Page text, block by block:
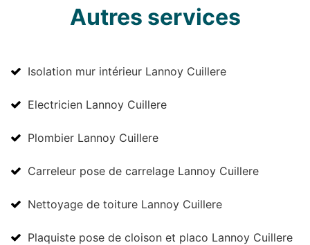
Autres services
Isolation mur intérieur Lannoy Cuillere
Electricien Lannoy Cuillere
Plombier Lannoy Cuillere
Carreleur pose de carrelage Lannoy Cuillere
Nettoyage de toiture Lannoy Cuillere
Plaquiste pose de cloison et placo Lannoy Cuillere